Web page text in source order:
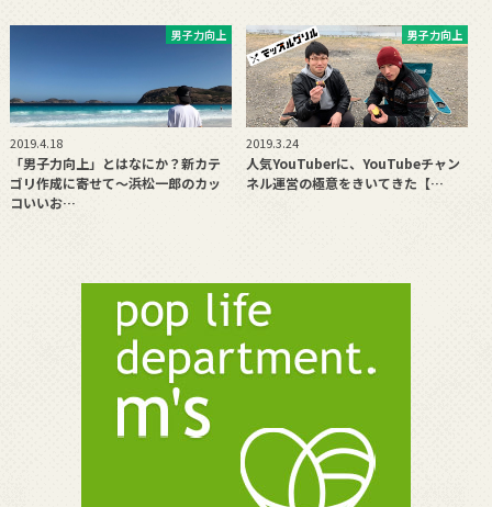
男子力向上
2019.4.18
「男子力向上」とはなにか？新カテ
ゴリ作成に寄せて〜浜松一郎のカッ
コいいお…
男子力向上
2019.3.24
人気YouTuberに、YouTubeチャン
ネル運営の極意をきいてきた【…